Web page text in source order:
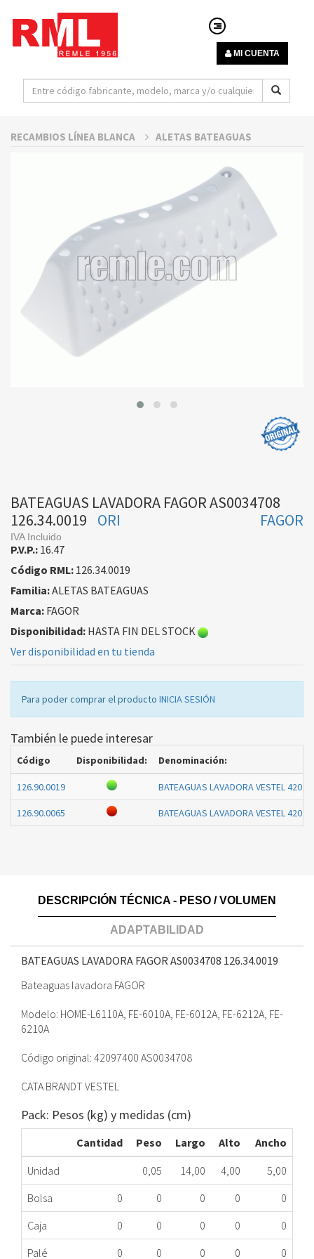
MI CUENTA
RECAMBIOS LÍNEA BLANCA ALETAS BATEAGUAS
BATEAGUAS LAVADORA FAGOR AS0034708
126.34.0019
FAGOR
ORI
IVA Incluido
P.V.P.: 16.47
Código RML: 126.34.0019
Familia:ALETAS BATEAGUAS
Marca: FAGOR
Disponibilidad: HASTA FIN DEL STOCK
Ver disponibilidad en tu tienda
Para poder comprar el producto INICIA SESIÓN
También le puede interesar
Código Disponibilidad: Denominación:
126.90.0019 BATEAGUAS LAVADORA VESTEL
126.90.0065 BATEAGUAS LAVADORA VESTEL
DESCRIPCIÓN TÉCNICA - PESO / VOLUMEN
ADAPTABILIDAD
BATEAGUAS LAVADORA FAGOR AS0034708 126.34.0019
Bateaguas lavadora FAGOR
Modelo: HOME-L6110A, FE-6010A, FE-6012A, FE-6212A, FE-
6210A
Código original: 42097400 AS0034708
CATA BRANDT VESTEL
Pack: Pesos (kg) y medidas (cm)
Cantidad Peso Largo Alto
Ancho
Unidad
0,05 14,00 4,00
5,00
Bolsa
0 0 0 0
0
Caja
0 0 0 0
0
Palé
0 0 0 0 0